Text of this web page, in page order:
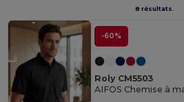
8 résultats.
-60%
Roly CM5503